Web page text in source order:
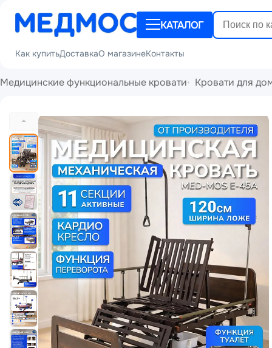
КАТАЛОГ
Как купитьДоставкаО магазинеКонтакты
Медицинские функциональные кровати Кровати для